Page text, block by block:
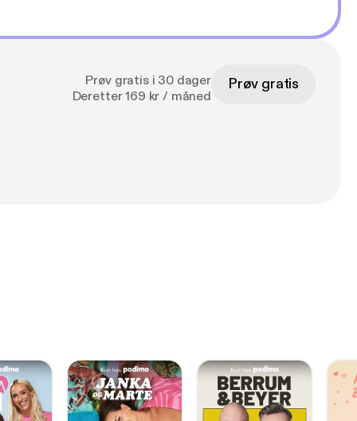
Prøv gratis i 30 dager
Deretter 169 kr / måned
Prøv gratis